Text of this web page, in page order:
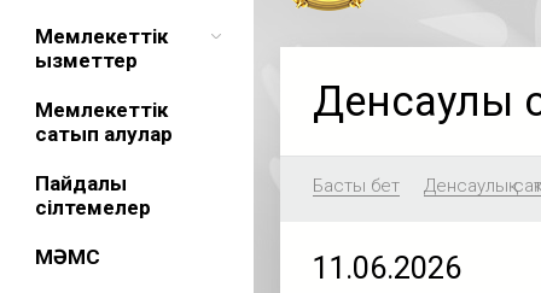
Мемлекеттік
қызметтер
Мемлекеттік
сатып алулар
Пайдалы
сілтемелер
МӘМС
Денсаулық
Басты бет Денсаулық
11.06.2026